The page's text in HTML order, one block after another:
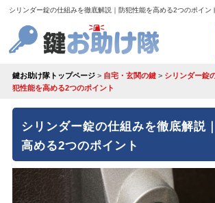
シリンダー錠の仕組みを徹底解説｜防犯性能を高める2つのポイ
鍵お助け隊トップページ> 自宅・玄関の鍵> シリンダー錠
犯性能を高める2つのポイント
シリンダー錠の仕組みを徹底解説
高める2つのポイント